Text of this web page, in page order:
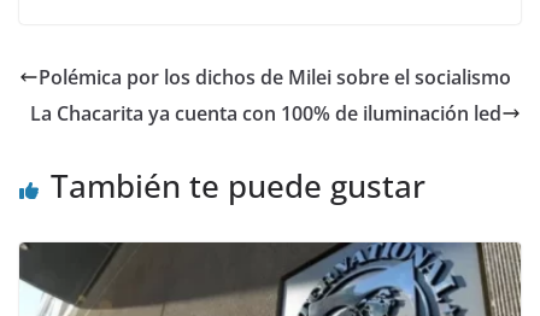
Polémica por los dichos de Milei sobre el socialismo
La Chacarita ya cuenta con 100% de iluminación led
También te puede gustar